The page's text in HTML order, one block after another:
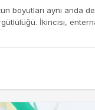
boyutları aynı anda
İkincisi,